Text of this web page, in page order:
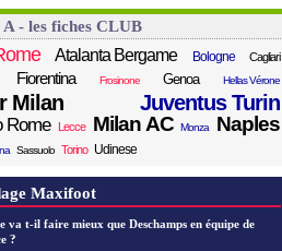
A - les fiches CLUB
Atalanta Bergame Bologne
Cagliari
Fiorentina Frosinone Genoa Hellas Vérone
Milan Juventus Turin
Rome Lecce Milan AC Monza Naples
Sassuolo Torino Udinese
Maxifoot
va t-il faire mieux que Deschamps en équipe de
?